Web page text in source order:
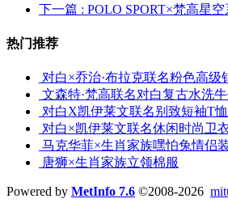
下一篇 : POLO SPORT×梵高星
热门推荐
对白×乔治·布拉克联名粉色高级
文森特·梵高联名对白复古水洗
对白X凯伊莱文联名别致短袖T恤
对白×凯伊莱文联名休闲时尚卫
马克华菲×生肖家族嘿怕兔情侣
唐狮×生肖家族立领棉服
Powered by MetInfo 7.6 ©2008-2026